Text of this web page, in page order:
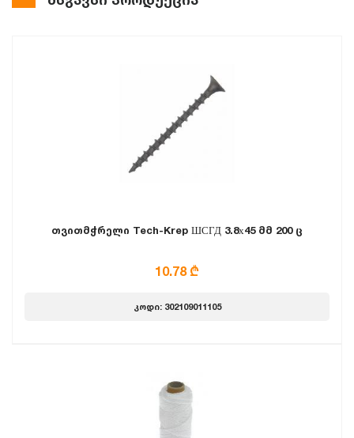
თვითმჭრელი Tech-Krep ШСГД 3.8х45 მმ 200 ც
10.78 ₾
კოდი: 302109011105